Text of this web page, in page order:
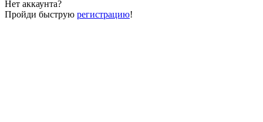
Нет аккаунта?
Пройди быструю регистрацию!